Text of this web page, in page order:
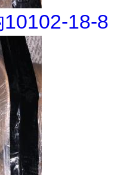
18-8